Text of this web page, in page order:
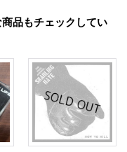
品もチェックしてい